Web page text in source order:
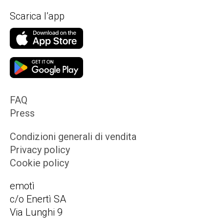
Scarica l’app
FAQ
Press
Condizioni generali di vendita
Privacy policy
Cookie policy
emotì
c/o Enertì SA
Via Lunghi 9